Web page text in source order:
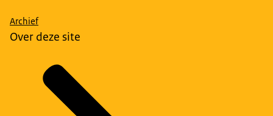
Archief
Over deze site